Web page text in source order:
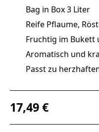
Bag in Box 3 Liter
Reife Pflaume,
Fruchtig im Bukett
Aromatisch und
Passt zu
Regulärer Preis:
17,49 €